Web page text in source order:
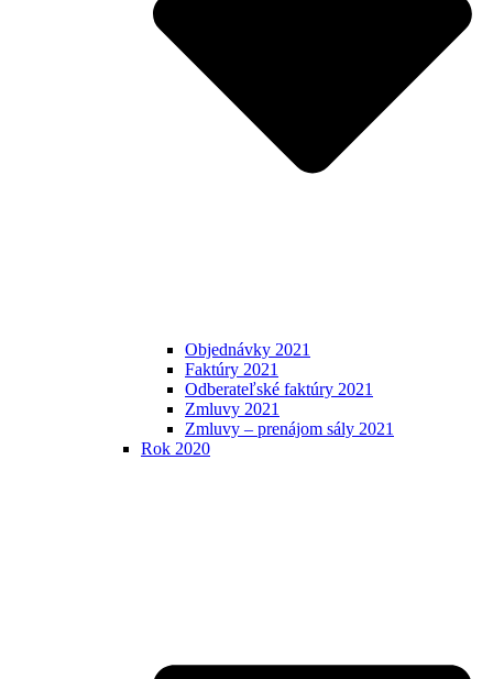
Objednávky 2021
Faktúry 2021
Odberateľské faktúry 2021
Zmluvy 2021
Zmluvy – prenájom sály 2021
Rok 2020